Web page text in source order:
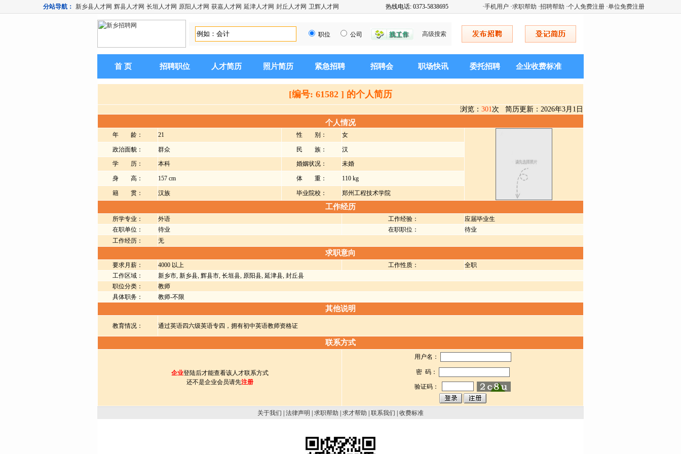
分站导航： 新乡县人才网 辉县人才网 长垣人才网 原阳人才网 获嘉人才网 延津人才网 封丘人才网 卫辉人才网 热线电话: 0373-5838695 ·手机用户 ·求职帮助 ·招聘帮助 ·个人免费注册 ·单位免费注册
职位 公司 高级搜索
首 页 招聘职位 人才简历 照片简历 紧急招聘 招聘会 职场快讯 委托招聘 企业收费标准
[编号: 61582 ] 的个人简历
浏览： 301次 简历更新：2026年3月1日
个人情况
年 龄： 21 性 别： 女
政治面貌： 群众 民 族：
汉
学 历：
本科 婚姻状况： 未婚
身 高： 157 cm 体 重： 110 kg
籍 贯： 汉族 毕业院校： 郑州工程技术学院
工作经历
所学专业： 外语 工作经验：
应届毕业生
在职单位：
待业 在职职位：
待业
工作经历：
无
求职意向
要求月薪： 4000 以上 工作性质：
全职
工作区域：
新乡市, 新乡县, 辉县市, 长垣县, 原阳县, 延津县, 封丘县
职位分类：
教师
具体职务：
教师-不限
其他说明
教育情况： 通过英语四六级英语专四，拥有初中英语教师资格证
联系方式
企业登陆后才能查看该人才联系方式
还不是企业会员请先注册
用户名：
密 码：
验证码：
关于我们 法律声明 求职帮助 求才帮助 联系我们 收费标准